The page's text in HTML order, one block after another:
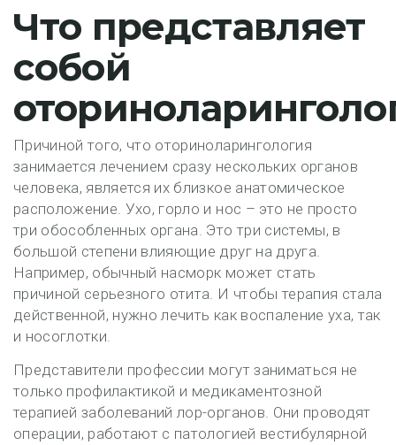
Что представляет
собой
Причиной того, что оториноларингология
занимается лечением сразу нескольких органов
человека, является их близкое анатомическое
расположение. Ухо, горло и нос – это не просто
три обособленных органа. Это три системы, в
большой степени влияющие друг на друга.
Например, обычный насморк может стать
причиной серьезного отита. И чтобы терапия стала
действенной, нужно лечить как воспаление уха, так
и носоглотки.
Представители профессии могут заниматься не
только профилактикой и медикаментозной
терапией заболеваний лор-органов. Они проводят
операции, работают с патологией вестибулярной